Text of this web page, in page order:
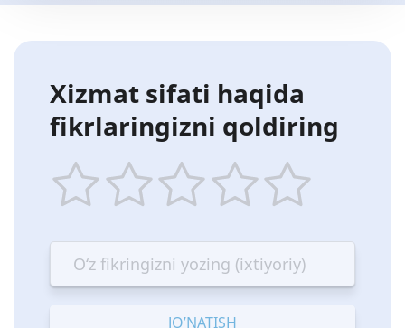
Xizmat sifati haqida
fikrlaringizni qoldiring
star
Terrible
stars
—
Bad
stars
—
OK
stars
—
Good
stars
—
Excellent